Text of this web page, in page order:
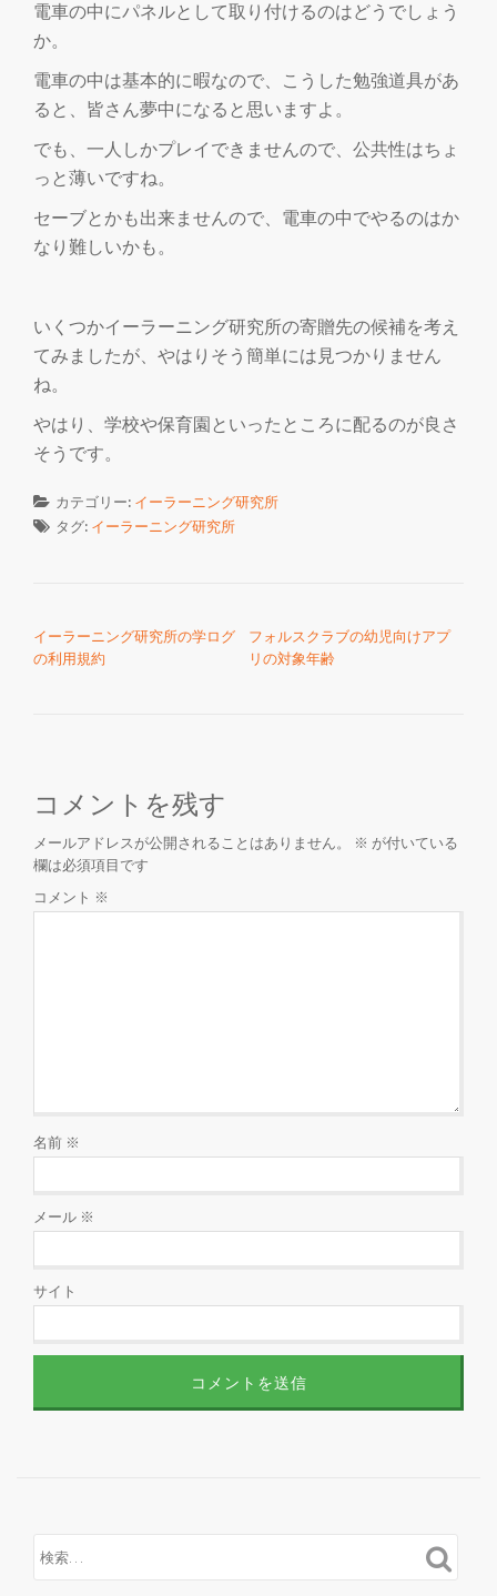
電車の中にパネルとして取り付けるのはどうでしょう
か。
電車の中は基本的に暇なので、こうした勉強道具があ
ると、皆さん夢中になると思いますよ。
でも、一人しかプレイできませんので、公共性はちょ
っと薄いですね。
セーブとかも出来ませんので、電車の中でやるのはか
なり難しいかも。
いくつかイーラーニング研究所の寄贈先の候補を考え
てみましたが、やはりそう簡単には見つかりません
ね。
やはり、学校や保育園といったところに配るのが良さ
そうです。
カテゴリー: イーラーニング研究所
タグ: イーラーニング研究所
イーラーニング研究所の学ログ
の利用規約
フォルスクラブの幼児向けアプ
リの対象年齢
コメントを残す
メールアドレスが公開されることはありません。 ※ が付いている
欄は必須項目です
コメント ※
名前 ※
メール ※
サイト